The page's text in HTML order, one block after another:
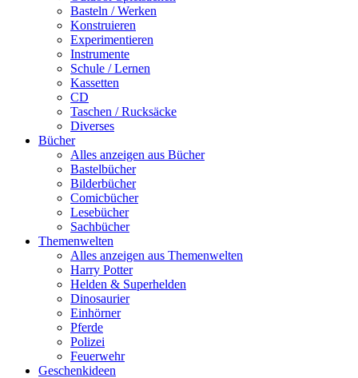
Basteln / Werken
Konstruieren
Experimentieren
Instrumente
Schule / Lernen
Kassetten
CD
Taschen / Rucksäcke
Diverses
Bücher
Alles anzeigen aus Bücher
Bastelbücher
Bilderbücher
Comicbücher
Lesebücher
Sachbücher
Themenwelten
Alles anzeigen aus Themenwelten
Harry Potter
Helden & Superhelden
Dinosaurier
Einhörner
Pferde
Polizei
Feuerwehr
Geschenkideen